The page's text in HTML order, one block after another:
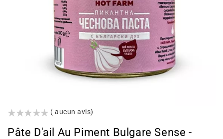
()
( aucun avis)
Pâte D'ail Au Piment Bulgare Sense -